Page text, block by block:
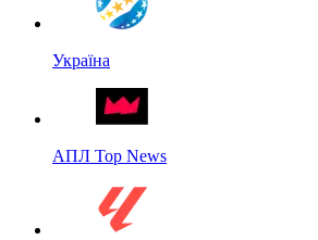
Україна
АПЛ Top News